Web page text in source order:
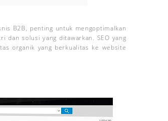
B2B, penting untuk mengoptimalkan
dan solusi yang ditawarkan. SEO yang
organik yang berkualitas ke website